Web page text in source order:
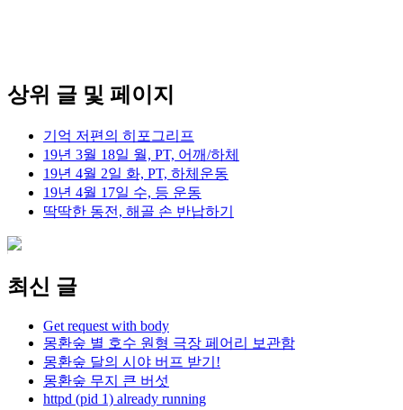
상위 글 및 페이지
기억 저편의 히포그리프
19년 3월 18일 월, PT, 어깨/하체
19년 4월 2일 화, PT, 하체운동
19년 4월 17일 수, 등 운동
딱딱한 동전, 해골 손 반납하기
최신 글
Get request with body
몽환숲 별 호수 원형 극장 페어리 보관함
몽환숲 달의 시야 버프 받기!
몽환숲 무지 큰 버섯
httpd (pid 1) already running